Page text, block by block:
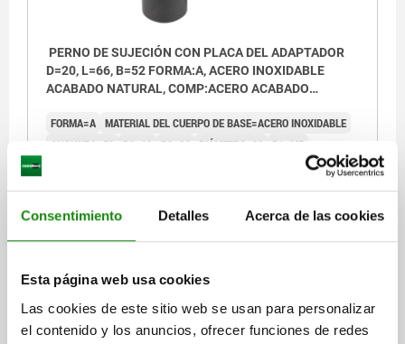
Consentimiento Detalles Acerca de las cookies
Esta página web usa cookies
Las cookies de este sitio web se usan para personalizar
el contenido y los anuncios, ofrecer funciones de redes
PERNO DE SUJECIÓN CON PLACA DEL ADAPTADOR
D=20, L=66, B=52 FORMA:A, ACERO INOXIDABLE
ACABADO NATURAL, COMP:ACERO ACABADO
FORMA=A MATERIAL DEL CUERPO DE BASE=ACERO INOXIDABLE
ANCHURA=52 B1=13 B2=26 DIÁMETRO=20 D1=M5
L3=13
L4=26 GROSOR=5 SW=6
Referencia:04756-1020
más IVA.
más gastos de envío
04756 A